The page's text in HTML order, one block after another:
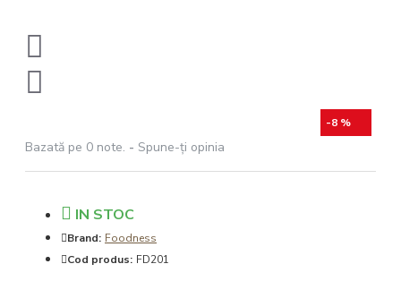
-8 %
Bazată pe 0 note. - Spune-ţi opinia
IN STOC
Brand: Foodness
Cod produs: FD201